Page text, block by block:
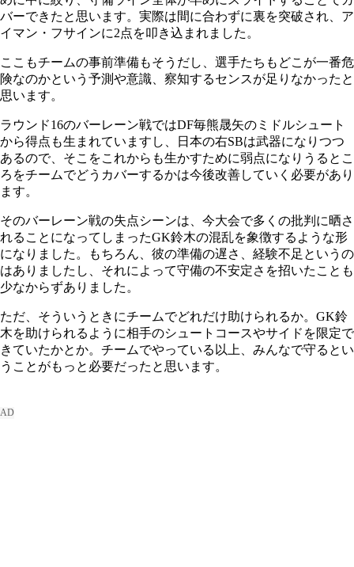
バーできたと思います。実際は間に合わずに裏を突破され、ア
イマン・フサインに2点を叩き込まれました。
ここもチームの事前準備もそうだし、選手たちもどこが一番危
険なのかという予測や意識、察知するセンスが足りなかったと
思います。
ラウンド16のバーレーン戦ではDF毎熊晟矢のミドルシュート
から得点も生まれていますし、日本の右SBは武器になりつつ
あるので、そこをこれからも生かすために弱点になりうるとこ
ろをチームでどうカバーするかは今後改善していく必要があり
ます。
そのバーレーン戦の失点シーンは、今大会で多くの批判に晒さ
れることになってしまったGK鈴木の混乱を象徴するような形
になりました。もちろん、彼の準備の遅さ、経験不足というの
はありましたし、それによって守備の不安定さを招いたことも
少なからずありました。
ただ、そういうときにチームでどれだけ助けられるか。GK鈴
木を助けられるように相手のシュートコースやサイドを限定で
きていたかとか。チームでやっている以上、みんなで守るとい
うことがもっと必要だったと思います。